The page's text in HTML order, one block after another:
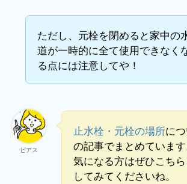
ただし、元栓を閉めると家中の
道が一時的に全て使用できなく
る点には注意してや！
ビアス
止水栓・元栓の場所に
の記事でまとめています
気になる方はぜひこち
してみてくださいね。